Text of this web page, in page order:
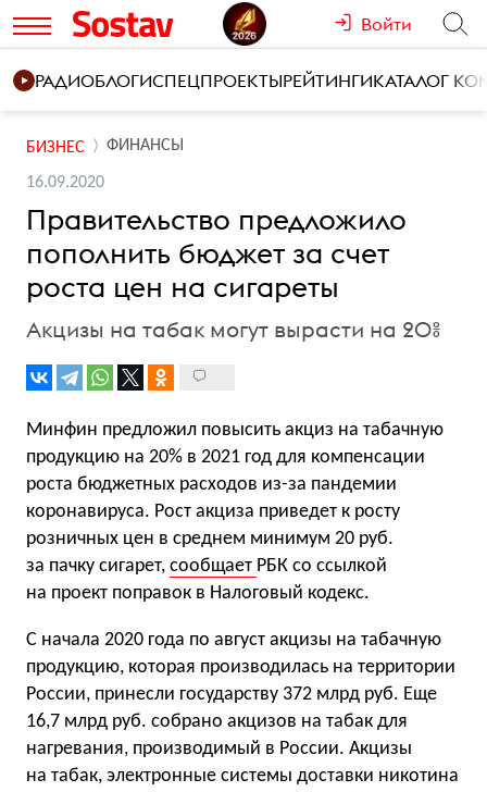
Войти
РАДИОБЛОГИСПЕЦПРОЕКТЫРЕЙТИНГИКАТАЛОГ
БИЗНЕС ФИНАНСЫ
16.09.2020
Правительство предложило
пополнить бюджет за счет
роста цен на сигареты
Акцизы на табак могут вырасти на 20%
Минфин предложил повысить акциз на табачную
продукцию на 20% в 2021 год для компенсации
роста бюджетных расходов из-за пандемии
коронавируса. Рост акциза приведет к росту
розничных цен в среднем минимум 20 руб.
за пачку сигарет, сообщает РБК со ссылкой
на проект поправок в Налоговый кодекс.
С начала 2020 года по август акцизы на табачную
продукцию, которая производилась на территории
России, принесли государству 372 млрд руб. Еще
16,7 млрд руб. собрано акцизов на табак для
нагревания, производимый в России. Акцизы
на табак, электронные системы доставки никотина